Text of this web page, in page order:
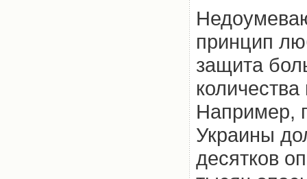
принцип
защита
Например,
Украины
десятков